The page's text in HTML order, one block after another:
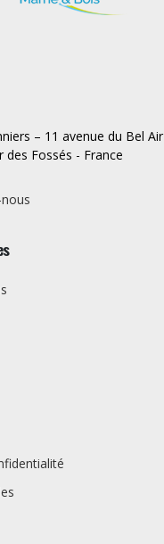
– 11 avenue du Bel Air
des Fossés - France